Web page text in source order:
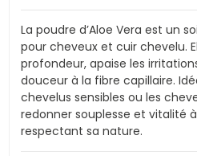
La poudre d’Aloe Vera est un
pour cheveux et cuir chevelu.
profondeur, apaise les
douceur à la fibre capillaire.
chevelus sensibles ou les
redonner souplesse et vitalité
respectant sa nature.